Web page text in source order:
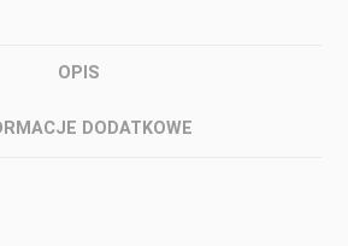
OPIS
DODATKOWE